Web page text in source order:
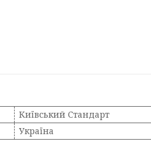
Київський Стандарт
Україна